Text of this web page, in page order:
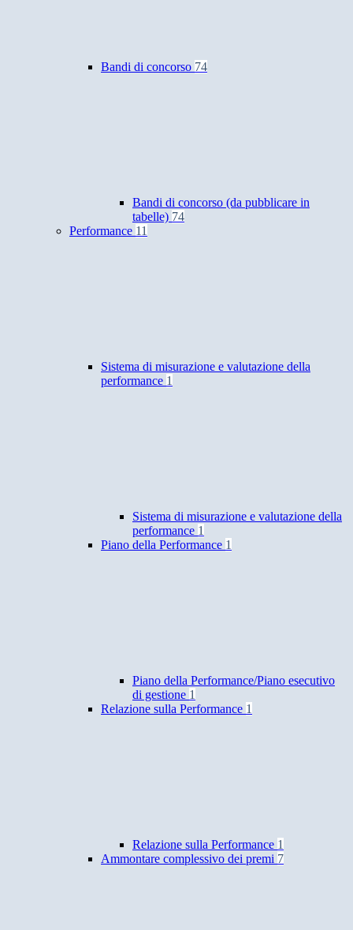
Bandi di concorso 74
Bandi di concorso (da pubblicare in
tabelle) 74
Performance 11
Sistema di misurazione e valutazione della
performance 1
Sistema di misurazione e valutazione della
performance 1
Piano della Performance 1
Piano della Performance/Piano esecutivo
di gestione 1
Relazione sulla Performance 1
Relazione sulla Performance 1
Ammontare complessivo dei premi 7